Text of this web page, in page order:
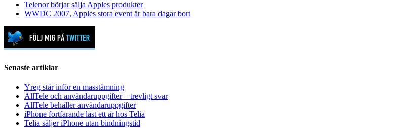
Telenor börjar sälja Apples produkter
WWDC 2007, Apples stora event är bara dagar bort
Senaste artiklar
Yreg står inför en masstämning
AllTele och användaruppgifter – trevligt svar
AllTele behåller användaruppgifter
iPhone fortfarande låst ett år hos Telia
Telia säljer iPhone utan bindningstid